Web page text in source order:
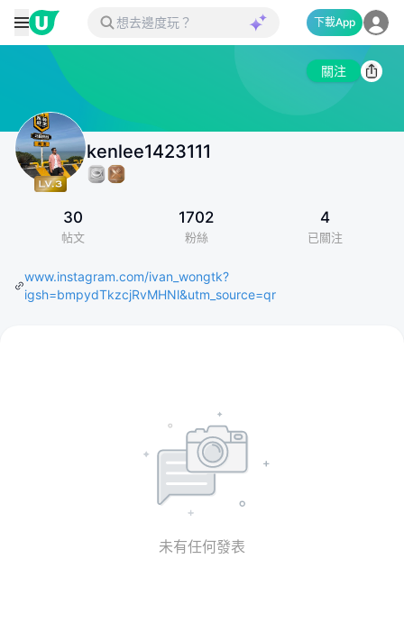
下載App
關注
kenlee1423111
30
帖文
1702
粉絲
4
已關注
www.instagram.com/ivan_wongtk?
igsh=bmpydTkzcjRvMHNl&utm_source=qr
未有任何發表